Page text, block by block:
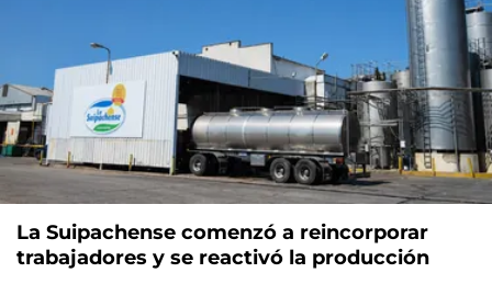
La Suipachense comenzó a reincorporar
trabajadores y se reactivó la producción